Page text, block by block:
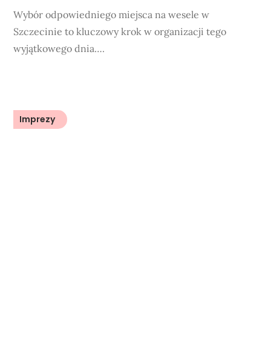
Wybór odpowiedniego miejsca na wesele w
Szczecinie to kluczowy krok w organizacji tego
wyjątkowego dnia….
Imprezy